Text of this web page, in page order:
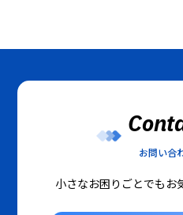
お問い合
小さなお困りごとでもお